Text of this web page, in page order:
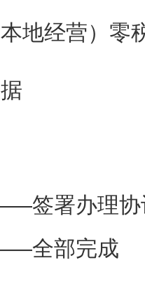
地经营）零
签署办理
全部完成